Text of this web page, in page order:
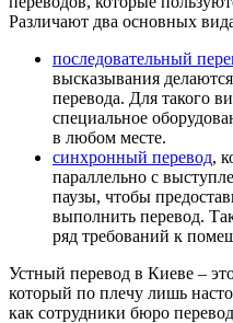
Различают два основных
последовательный
высказывания
перевода. Для такого
специальное
в любом месте.
синхронный перевод,
параллельно с
паузы, чтобы
выполнить перевод.
ряд требований к
Устный перевод в Киеве –
который по плечу лишь
как сотрудники бюро